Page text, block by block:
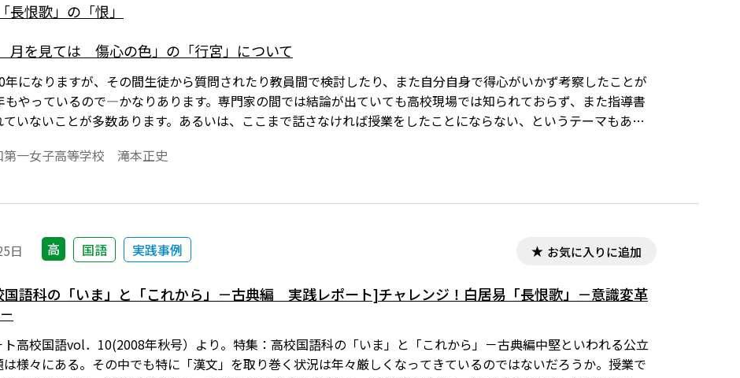
長恨歌」の「恨」
を見ては 傷心の色」の「行宮」について
年になりますが、その間生徒から質問されたり教員間で検討したり、また自分自身で得心がいかず考察したことが
やっているので―かなりあります。専門家の間では結論が出ていても高校現場では知られておらず、また指導書
ていないことが多数あります。あるいは、ここまで話さなければ授業をしたことにならない、というテーマもあり
第一女子高等学校 滝本正史
日 高 国語 実践事例 お気に入りに追加
国語科の「いま」と「これから」－古典編 実践レポート]チャレンジ！白居易「長恨歌」－意識変革
ト高校国語vol．10(2008年秋号）より。特集：高校国語科の「いま」と「これから」－古典編中堅といわれる公立
様々にある。その中でも特に「漢文」を取り巻く状況は年々厳しくなってきているのではないだろうか。授業で